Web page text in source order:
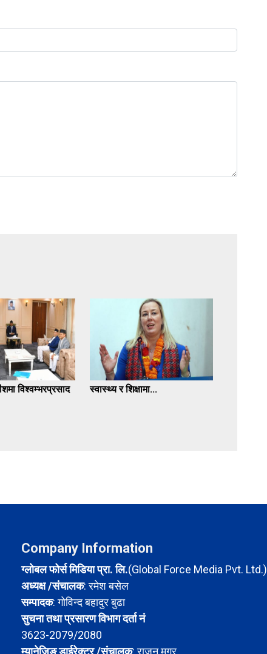
विश्वम्भरप्रसाद
स्वास्थ्य र शिक्षामा...
Company Information
ग्लोबल फोर्स मिडिया प्रा. लि.(Global Force Media Pvt. Ltd.)
अध्यक्ष /संचालक: रमेश बसेल
सम्पादक: गोविन्द बहादुर बुढा
सुचना तथा प्रसारण विभाग दर्ता नं
3623-2079/2080
म्यानेजिङ डाईरेक्टर /संचालक: राजन मगर